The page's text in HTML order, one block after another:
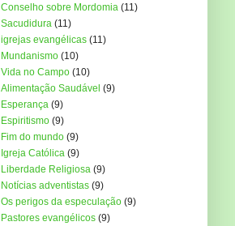
Conselho sobre Mordomia (11)
Sacudidura (11)
igrejas evangélicas (11)
Mundanismo (10)
Vida no Campo (10)
Alimentação Saudável (9)
Esperança (9)
Espiritismo (9)
Fim do mundo (9)
Igreja Católica (9)
Liberdade Religiosa (9)
Notícias adventistas (9)
Os perigos da especulação (9)
Pastores evangélicos (9)